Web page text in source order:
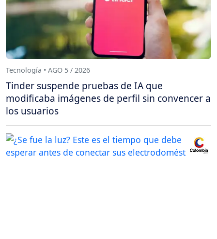
Tecnología • AGO 5 / 2026
Tinder suspende pruebas de IA que
modificaba imágenes de perfil sin convencer a
los usuarios